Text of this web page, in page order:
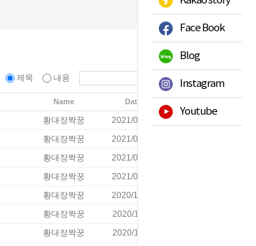
Face Book
Blog
Instagram
Youtube
제목 내용
Name Date
황대장짝꿍 2021/03/19
황대장짝꿍 2021/01/28
황대장짝꿍 2021/01/25
황대장짝꿍 2021/01/18
황대장짝꿍 2020/12/15
황대장짝꿍 2020/12/11
황대장짝꿍 2020/11/24